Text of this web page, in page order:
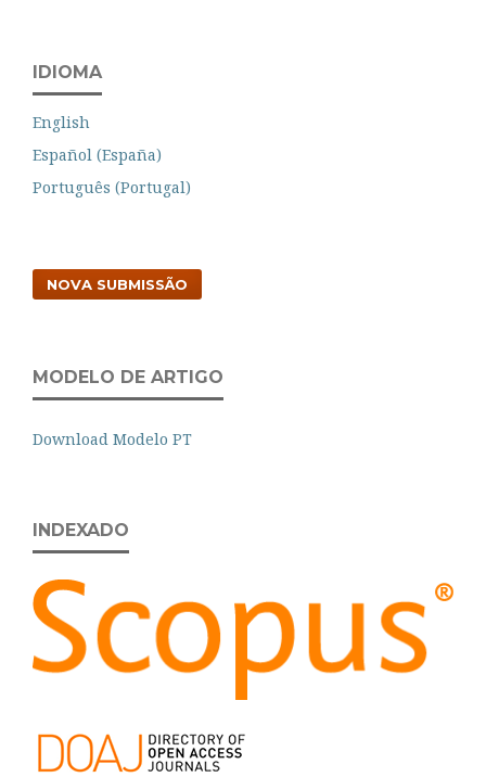
IDIOMA
English
Español (España)
Português (Portugal)
NOVA SUBMISSÃO
MODELO DE ARTIGO
Download Modelo PT
INDEXADO